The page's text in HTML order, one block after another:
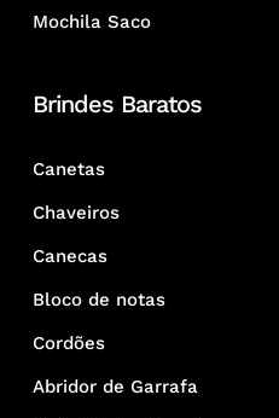
Mochila Saco
Brindes Baratos
Canetas
Chaveiros
Canecas
Bloco de notas
Cordões
Abridor de Garrafa